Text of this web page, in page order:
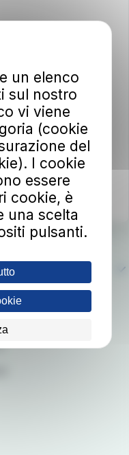
un elenco
sul nostro
vi viene
(cookie
del
I cookie
essere
cookie, è
una scelta
pulsanti.